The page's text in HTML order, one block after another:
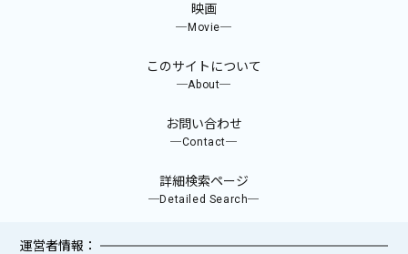
映画
─Movie─
このサイトについて
─About─
お問い合わせ
─Contact─
詳細検索ページ
─Detailed Search─
運営者情報：